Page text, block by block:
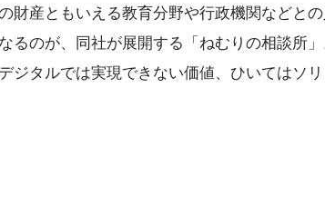
財産ともいえる教育分野や行政機関などと
るのが、同社が展開する「ねむりの相談所
ジタルでは実現できない価値、ひいてはソ